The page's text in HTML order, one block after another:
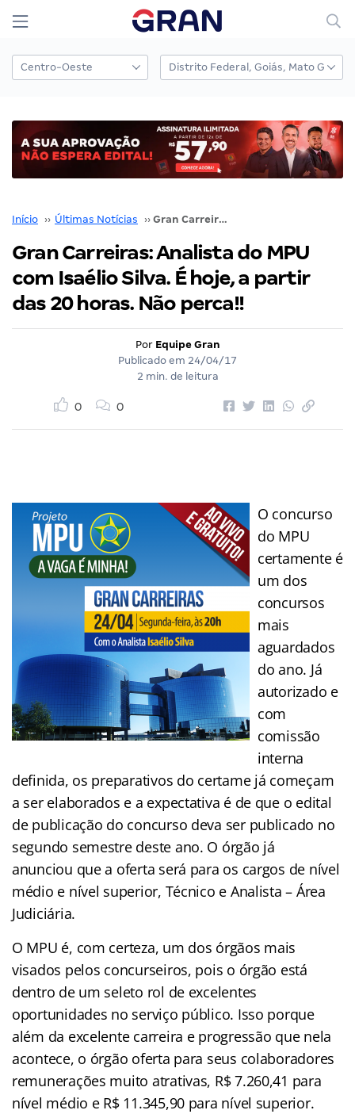
Início ›› Últimas Notícias ›› Gran Carreiras: Analista do MPU com Isaélio Silva. É hoje, a partir das 20 horas. Não perca!!
Gran Carreiras: Analista do MPU
com Isaélio Silva. É hoje, a partir
das 20 horas. Não perca!!
Por Equipe Gran
Publicado em 24/04/17
2 min. de leitura
0 0
O concurso
do MPU
certamente é
um dos
concursos
mais
aguardados
do ano. Já
autorizado e
com
comissão
interna
definida, os preparativos do certame já começam
a ser elaborados e a expectativa é de que o edital
de publicação do concurso deva ser publicado no
segundo semestre deste ano. O órgão já
anunciou que a oferta será para os cargos de nível
médio e nível superior, Técnico e Analista – Área
Judiciária.
O MPU é, com certeza, um dos órgãos mais
visados pelos concurseiros, pois o órgão está
dentro de um seleto rol de excelentes
oportunidades no serviço público. Isso porque
além da excelente carreira e progressão que nela
acontece, o órgão oferta para seus colaboradores
remunerações muito atrativas, R$ 7.260,41 para
nível médio e R$ 11.345,90 para nível superior.